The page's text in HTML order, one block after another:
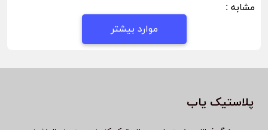
مشابه :
موارد بیشتر
پلاستیک یاب